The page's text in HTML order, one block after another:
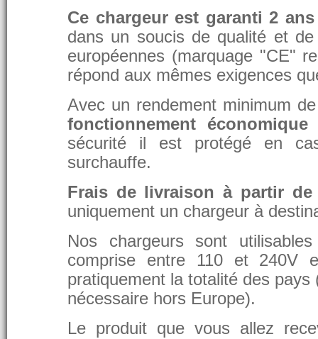
Ce chargeur est garanti 2 ans
dans un soucis de qualité et
européennes (marquage "CE"
répond aux mêmes exigences
Avec un rendement minimum
fonctionnement
sécurité il est protégé en
surchauffe.
Frais de livraison à partir de
uniquement un chargeur à
Nos chargeurs sont
comprise entre 110 et 240V
pratiquement la totalité des
nécessaire hors Europe).
Le produit que vous allez